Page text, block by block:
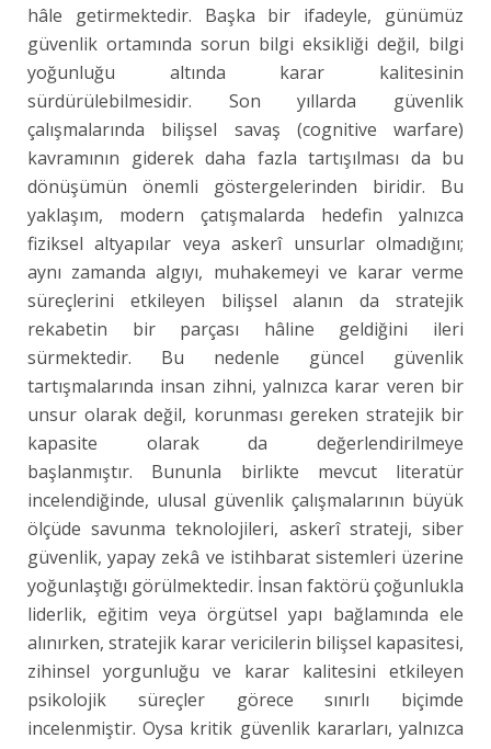
hâle getirmektedir. Başka bir ifadeyle, günümüz
güvenlik ortamında sorun bilgi eksikliği değil, bilgi
yoğunluğu altında karar kalitesinin
sürdürülebilmesidir. Son yıllarda güvenlik
çalışmalarında bilişsel savaş (cognitive warfare)
kavramının giderek daha fazla tartışılması da bu
dönüşümün önemli göstergelerinden biridir. Bu
yaklaşım, modern çatışmalarda hedefin yalnızca
fiziksel altyapılar veya askerî unsurlar olmadığını;
aynı zamanda algıyı, muhakemeyi ve karar verme
süreçlerini etkileyen bilişsel alanın da stratejik
rekabetin bir parçası hâline geldiğini ileri
sürmektedir. Bu nedenle güncel güvenlik
tartışmalarında insan zihni, yalnızca karar veren bir
unsur olarak değil, korunması gereken stratejik bir
kapasite olarak da değerlendirilmeye
başlanmıştır. Bununla birlikte mevcut literatür
incelendiğinde, ulusal güvenlik çalışmalarının büyük
ölçüde savunma teknolojileri, askerî strateji, siber
güvenlik, yapay zekâ ve istihbarat sistemleri üzerine
yoğunlaştığı görülmektedir. İnsan faktörü çoğunlukla
liderlik, eğitim veya örgütsel yapı bağlamında ele
alınırken, stratejik karar vericilerin bilişsel kapasitesi,
zihinsel yorgunluğu ve karar kalitesini etkileyen
psikolojik süreçler görece sınırlı biçimde
incelenmiştir. Oysa kritik güvenlik kararları, yalnızca